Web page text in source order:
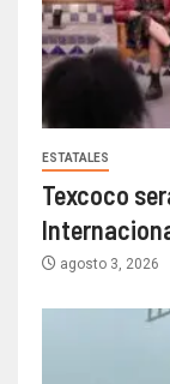
ESTATALES
Texcoco
agosto 3, 2026